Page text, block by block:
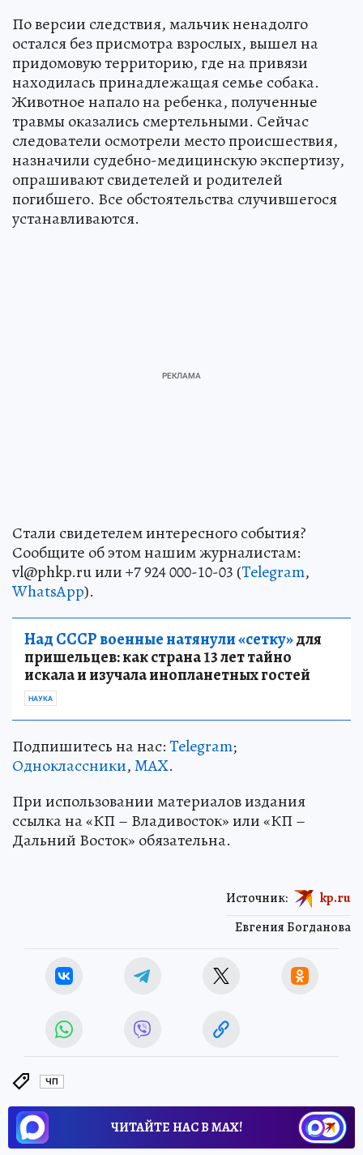
По версии следствия, мальчик ненадолго
остался без присмотра взрослых, вышел на
придомовую территорию, где на привязи
находилась принадлежащая семье собака.
Животное напало на ребенка, полученные
травмы оказались смертельными. Сейчас
следователи осмотрели место происшествия,
назначили судебно-медицинскую экспертизу,
опрашивают свидетелей и родителей
погибшего. Все обстоятельства случившегося
устанавливаются.
Стали свидетелем интересного события?
Сообщите об этом нашим журналистам:
vl@phkp.ru или +7 924 000-10-03 (Telegram,
WhatsApp).
Над СССР военные натянули «сетку»для
пришельцев: как страна 13 лет тайно
искала и изучала инопланетных гостей
НАУКА
Подпишитесь на нас:Telegram;
Одноклассники,MAX.
При использовании материалов издания
ссылка на «КП – Владивосток» или «КП –
Дальний Восток» обязательна.
Евгения Богданова
Источник: kp.ru
ЧП
ЧИТАЙТЕ НАС В МАХ!